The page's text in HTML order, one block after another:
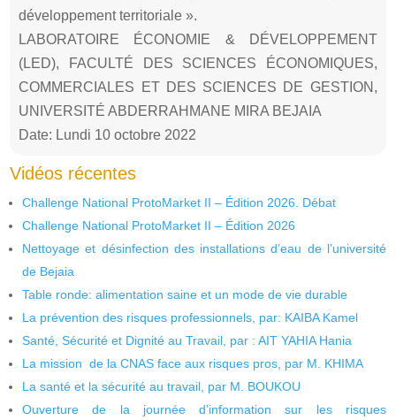
développement territoriale ».
LABORATOIRE ÉCONOMIE & DÉVELOPPEMENT
(LED), FACULTÉ DES SCIENCES ÉCONOMIQUES,
COMMERCIALES ET DES SCIENCES DE GESTION,
UNIVERSITÉ ABDERRAHMANE MIRA BEJAIA
Date: Lundi 10 octobre 2022
Vidéos récentes
Challenge National ProtoMarket II – Édition 2026. Débat
Challenge National ProtoMarket II – Édition 2026
Nettoyage et désinfection des installations d’eau de l’université
de Bejaia
Table ronde: alimentation saine et un mode de vie durable
La prévention des risques professionnels, par: KAIBA Kamel
Santé, Sécurité et Dignité au Travail, par : AIT YAHIA Hania
La mission de la CNAS face aux risques pros, par M. KHIMA
La santé et la sécurité au travail, par M. BOUKOU
Ouverture de la journée d’information sur les risques